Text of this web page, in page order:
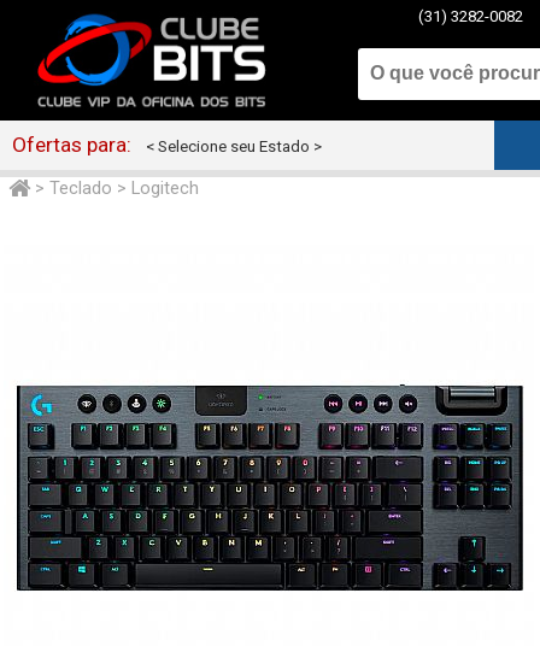
(31) 3282-0082
Ofertas para: < Selecione seu Estado >
> Teclado > Logitech